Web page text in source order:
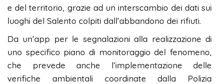
e del territorio, grazie ad un interscambio dei dati sui
luoghi del Salento colpiti dall’abbandono dei rifiuti.
Da un’app per le segnalazioni alla realizzazione di
uno specifico piano di monitoraggio del fenomeno,
che prevede anche l’implementazione delle
verifiche ambientali coordinate dalla Polizia